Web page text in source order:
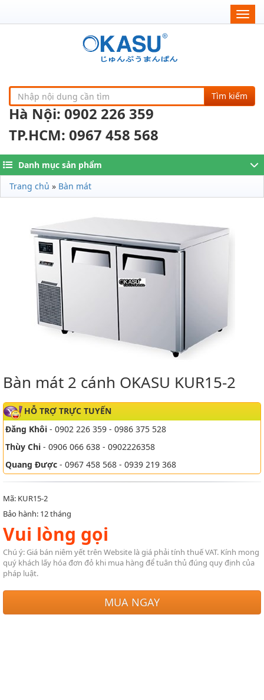
Tìm kiếm
Hà Nội: 0902 226 359
TP.HCM: 0967 458 568
Danh mục sản phẩm
Trang chủ » Bàn mát
Bàn mát 2 cánh OKASU KUR15-2
HỖ TRỢ TRỰC TUYẾN
Đăng Khôi - 0902 226 359 - 0986 375 528
Thùy Chi - 0906 066 638 - 0902226358
Quang Được - 0967 458 568 - 0939 219 368
Mã: KUR15-2
Bảo hành: 12 tháng
Vui lòng gọi
Chú ý: Giá bán niêm yết trên Website là giá phải tính thuế VAT. Kính mong
quý khách lấy hóa đơn đỏ khi mua hàng để tuân thủ đúng quy định của
pháp luật.
MUA NGAY